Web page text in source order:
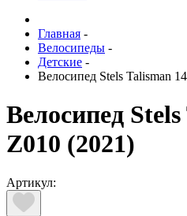
Главная -
Велосипеды -
Детские -
Велосипед Stels Talisman
Велосипед
Z010 (2021)
Артикул: